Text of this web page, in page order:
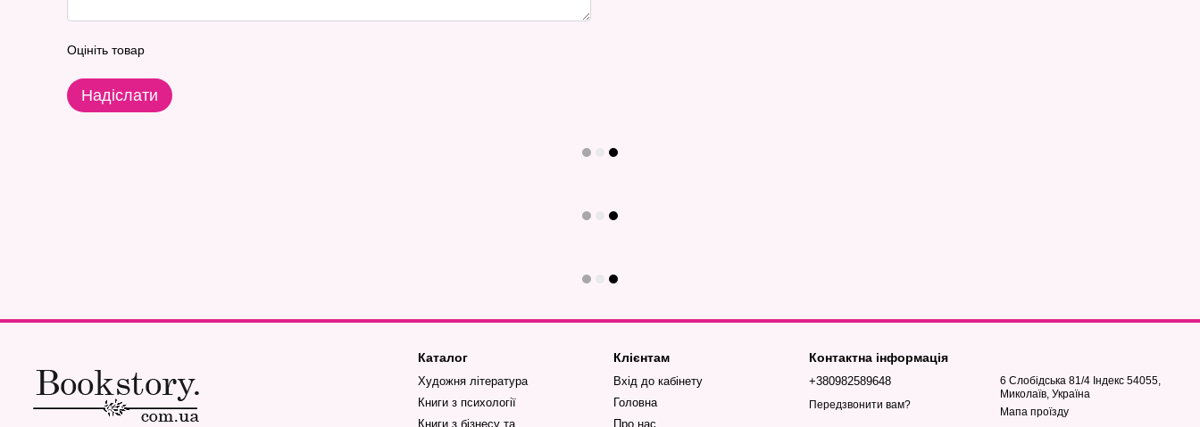
Оцініть товар
Надіслати
Каталог
Художня література
Книги з психології
Книги з бізнесу та
Клієнтам
Вхід до кабінету
Головна
Про нас
Контактна інформація
+380982589648
Передзвонити вам?
6 Слобідська 81/4 Індекс 54055,
Миколаїв, Україна
Мапа проїзду